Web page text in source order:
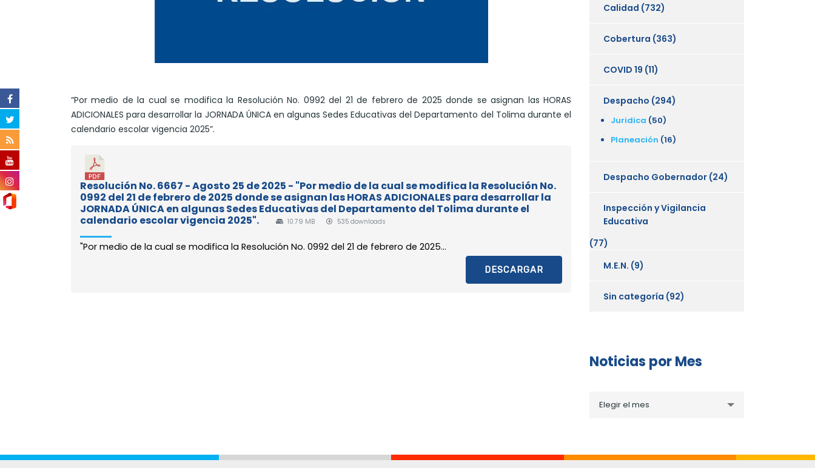
“Por medio de la cual se modifica la Resolución No. 0992 del 21 de febrero de 2025 donde se asignan las HORAS
ADICIONALES para desarrollar la JORNADA ÚNICA en algunas Sedes Educativas del Departamento del Tolima durante el
calendario escolar vigencia 2025”.
Resolución No. 6667 - Agosto 25 de 2025 - "Por medio de la cual se modifica la Resolución No.
0992 del 21 de febrero de 2025 donde se asignan las HORAS ADICIONALES para desarrollar la
JORNADA ÚNICA en algunas Sedes Educativas del Departamento del Tolima durante el
calendario escolar vigencia 2025".
10.79 MB 535 downloads
"Por medio de la cual se modifica la Resolución No. 0992 del 21 de febrero de 2025...
DESCARGAR
Calidad (732)
Cobertura (363)
COVID 19 (11)
Despacho (294)
Juridica (50)
Planeación (16)
Despacho Gobernador (24)
Inspección y Vigilancia
Educativa
(77)
M.E.N. (9)
Sin categoría (92)
Noticias por Mes
porElegir el mes